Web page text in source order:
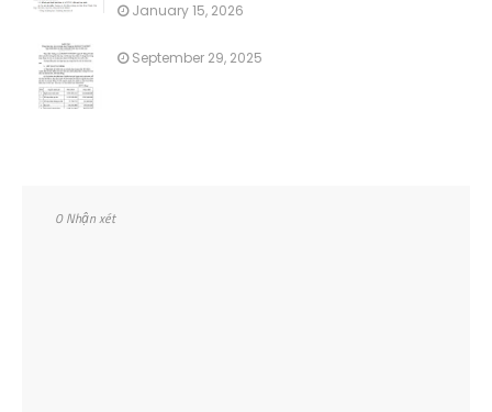
January 15, 2026
September 29, 2025
0 Nhận xét